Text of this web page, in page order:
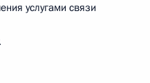
услугами связи